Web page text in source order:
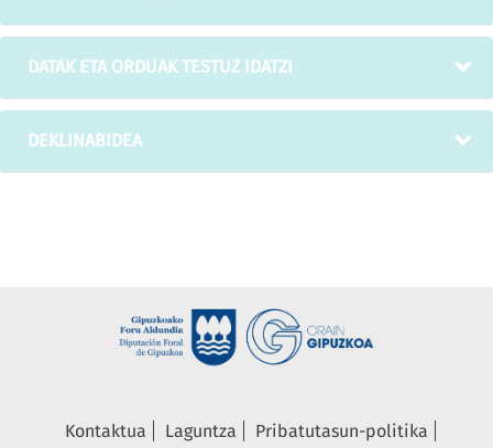
DATAK ETA ORDUAK TESTUZ IDATZI
DEKLINABIDEA
Kontaktua Laguntza
Pribatutasun-politika